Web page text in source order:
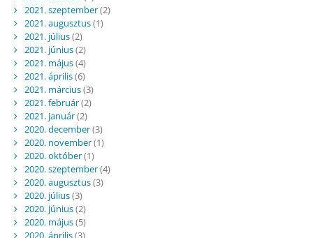
2021. szeptember(2)
2021. augusztus(1)
2021. július(2)
2021. június(2)
2021. május(4)
2021. április(6)
2021. március(3)
2021. február(2)
2021. január(2)
2020. december(3)
2020. november(1)
2020. október(1)
2020. szeptember(4)
2020. augusztus(3)
2020. július(3)
2020. június(2)
2020. május(5)
2020. április(3)